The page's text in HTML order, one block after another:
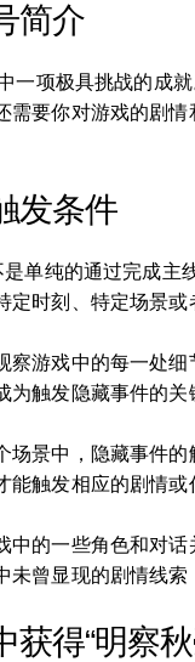
简介
一项极具挑战的成
需要你对游戏的剧
发条件
是单纯的通过完成
定时刻、特定场景
察游戏中的每一处
触发隐藏事件的关
场景中，隐藏事件
触发相应的剧情或
中的一些角色和对
曾显现的剧情线索
获得“明察